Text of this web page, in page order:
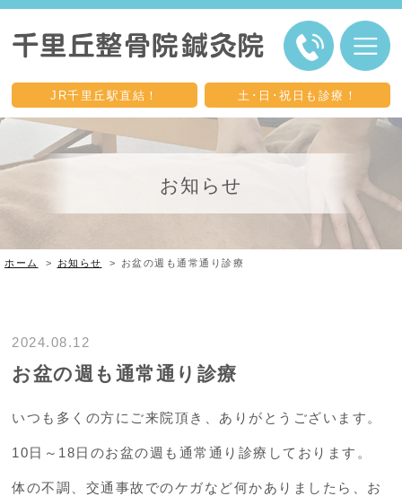
JR千里丘駅直結！ 土･日･祝日も 診療！
お知らせ
ホーム > お知らせ > お盆の週も通常通り診療
2024.08.12
お盆の週も通常通り診療
いつも多くの方にご来院頂き、ありがとうございます。
10日～18日のお盆の週も通常通り診療しております。
体の不調、交通事故でのケガなど何かありましたら、お